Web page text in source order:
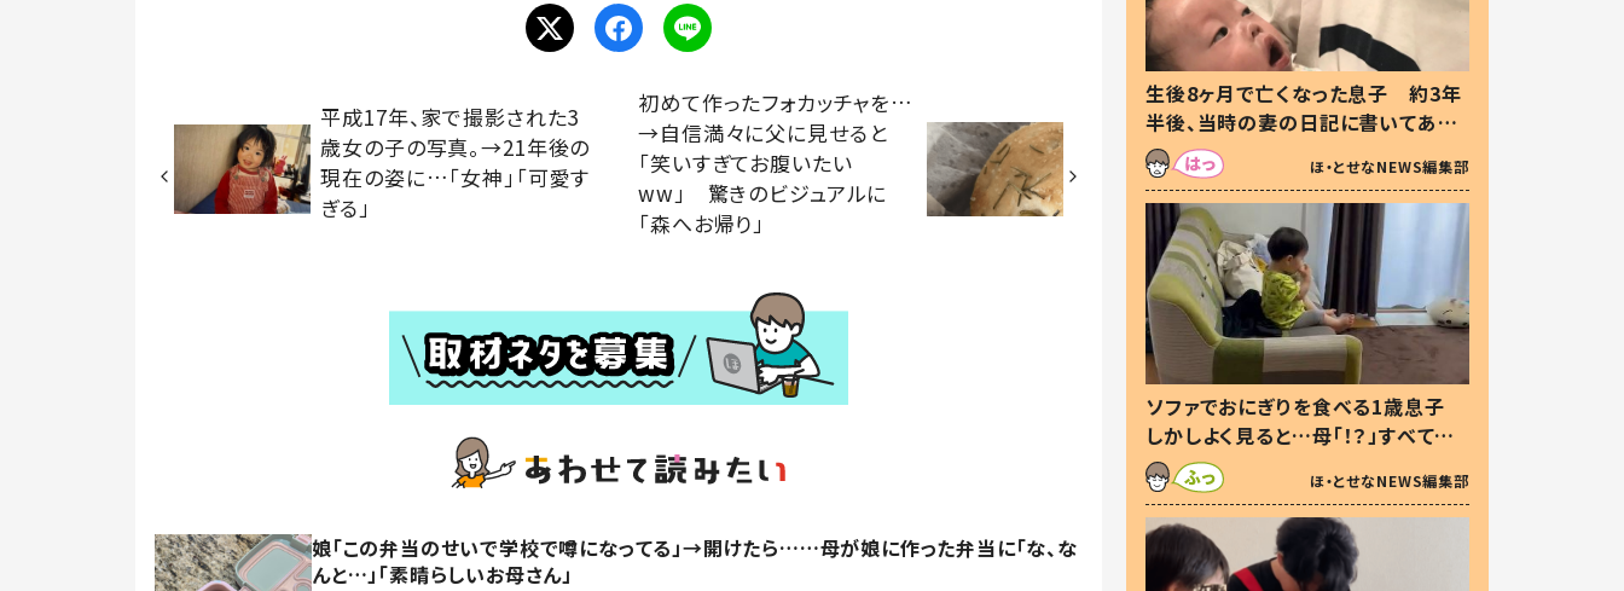
平成17年、家で撮影された3
歳女の子の写真。→21年後の
現在の姿に…「女神」「可愛す
ぎる」
初めて作ったフォカッチャを…
→自信満々に父に見せると
「笑いすぎてお腹いたい
ww」 驚きのビジュアルに
「森へお帰り」
娘「この弁当のせいで学校で噂になってる」→開けたら……母が娘に作った弁当に「な、な
んと…」「素晴らしいお母さん」
生後8ヶ月で亡くなった息子 約3年
半後、当時の妻の日記に書いてあっ
た本音とは
ほ・とせなNEWS編集部
ソファでおにぎりを食べる1歳息子
しかしよく見ると…母「！？」すべてを
察した母の投稿に「可愛いから許
す！」「現行犯〜」
ほ・とせなNEWS編集部